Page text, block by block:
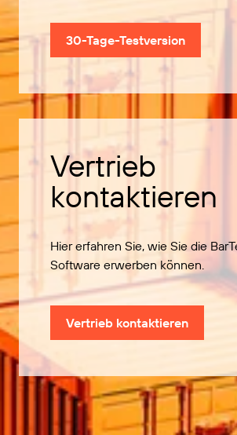
30-Tage-Testversion
Vertrieb
kontaktieren
Hier erfahren Sie, wie Sie die
Software erwerben können.
Vertrieb kontaktieren